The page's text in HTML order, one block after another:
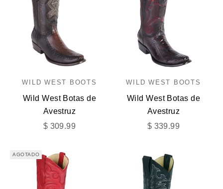
WILD WEST BOOTS
Wild West Botas de
Avestruz
Precio de oferta
$ 309.99
WILD WEST BOOTS
Wild West Botas de
Avestruz
Precio de oferta
$ 339.99
AGOTADO